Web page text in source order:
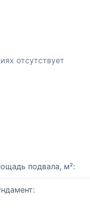
отсутствует
подвала, м²: